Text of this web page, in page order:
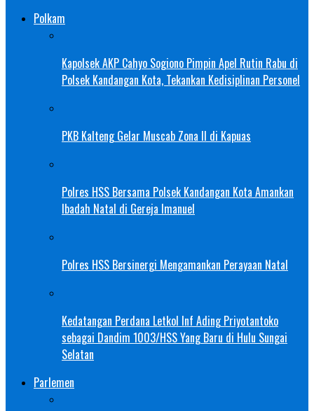
Polkam
Kapolsek AKP Cahyo Sogiono Pimpin Apel Rutin Rabu di
Polsek Kandangan Kota, Tekankan Kedisiplinan Personel
PKB Kalteng Gelar Muscab Zona II di Kapuas
Polres HSS Bersama Polsek Kandangan Kota Amankan
Ibadah Natal di Gereja Imanuel
Polres HSS Bersinergi Mengamankan Perayaan Natal
Kedatangan Perdana Letkol Inf Ading Priyotantoko
sebagai Dandim 1003/HSS Yang Baru di Hulu Sungai
Selatan
Parlemen